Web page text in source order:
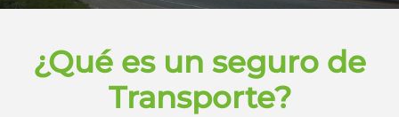
¿Qué es un seguro de
Transporte?